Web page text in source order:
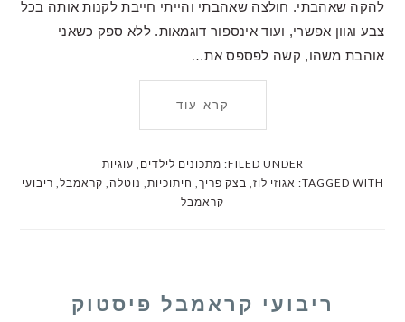
להקה שאהבתי. חולצה שאהבתי והייתי חייבת לקנות אותה בכל
צבע וגוון אפשרי, ועוד אינספור דוגמאות. ללא ספק כשאני
אוהבת משהו, קשה לפספס את…
קרא עוד
FILED UNDER: מתכונים לילדים עוגיות
TAGGED WITH: אגוזי לוז בצק פריך חיתוכיות נוטלה קראמבל ריבועי
קראמבל
ריבועי קראמבל פיסטוק